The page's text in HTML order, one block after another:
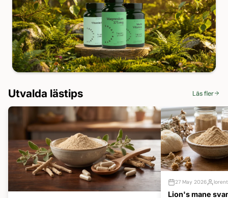
Utvalda lästips Läs fler
27 May 2026
Lion's mane